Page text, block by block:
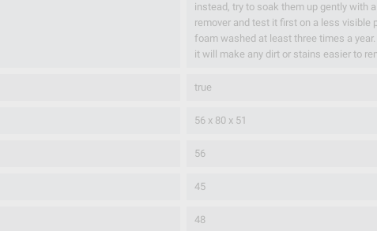
instead, try to soak them up gently with
remover and test it first on a less visible
foam washed at least three times a year.
it will make any dirt or stains easier to
true
56 x 80 x 51
56
45
48